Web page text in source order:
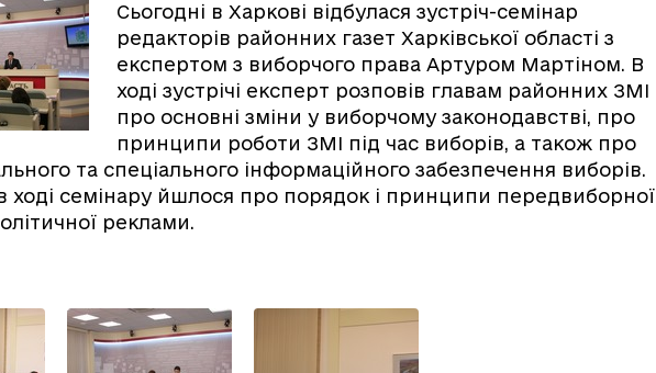
Сьогодні в Харкові відбулася зустріч-семінар
редакторів районних газет Харківської області з
експертом з виборчого права Артуром Мартіном. В
ході зустрічі експерт розповів главам районних ЗМІ
про основні зміни у виборчому законодавстві, про
принципи роботи ЗМІ під час виборів, а також про
та спеціального інформаційного забезпечення виборів.
ході семінару йшлося про порядок і принципи передвиборної
реклами.